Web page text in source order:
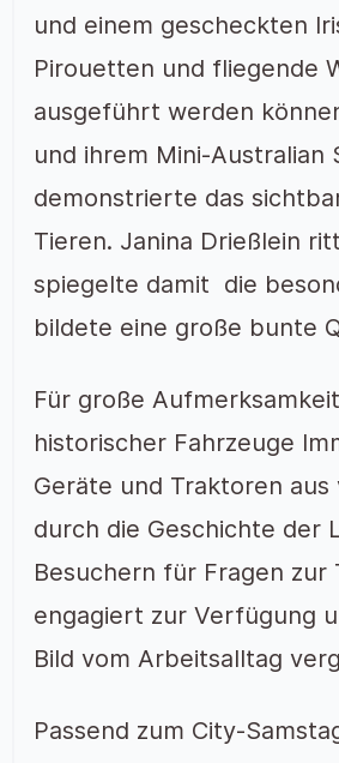
und einem gescheckten
Pirouetten und fliegende
ausgeführt werden
und ihrem Mini-
demonstrierte das
Tieren. Janina Drießlein
spiegelte damit die
bildete eine große bunte
Für große
historischer Fahrzeuge
Geräte und Traktoren
durch die Geschichte der
Besuchern für Fragen zur
engagiert zur Verfügung
Bild vom Arbeitsalltag
Passend zum City-